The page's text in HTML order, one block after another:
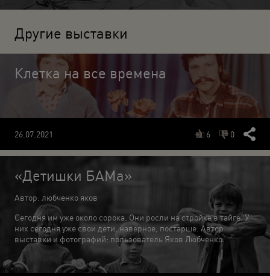
Другие выставки
Клетка на все времена
26.07.2021 6 0
«Детишки БАМа»
Автор: любченко яков
Сегодня им уже около сорока. Они росли на стройке в тайге. У
них сегодня уже свои дети, наверное, постарше. Автор
выставки и фотографий: пользователь Яков Любченко.